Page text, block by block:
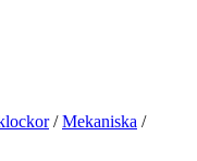
/Mekaniska /